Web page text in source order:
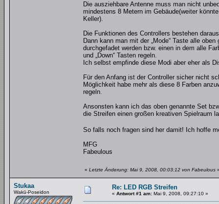
Die ausziehbare Antenne muss man nicht
mindestens 8 Metern im Gebäude(weiter
Keller).
Die Funktionen des Controllers bestehen
Dann kann man mit der „Mode“ Taste alle
durchgefadet werden bzw. einen in dem alle
und „Down“ Tasten regeln.
Ich selbst empfinde diese Modi aber eher als
Für den Anfang ist der Controller sicher nicht
Möglichkeit habe mehr als diese 8 Farben
regeln.
Ansonsten kann ich das oben genannte Set
die Streifen einen großen kreativen Spielraum
So falls noch fragen sind her damit! Ich hoffe
MFG
Fabeulous
« Letzte Änderung: Mai 9, 2008, 00:03:12 von Fabeulous
Stukaa
Wakü-Poseidon
Re: LED RGB Streifen
« Antwort #1 am: Mai 9, 2008, 09:27:10 »